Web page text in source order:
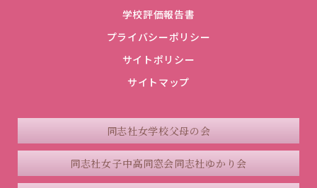
学校評価報告書
プライバシーポリシー
サイトポリシー
サイトマップ
同志社女学校父母の会
同志社女子中高同窓会同志社ゆかり会